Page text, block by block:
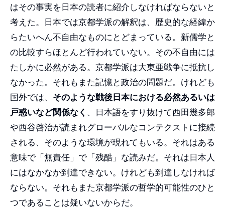
はその事実を日本の読者に紹介しなければならないと
考えた。日本では京都学派の解釈は、歴史的な経緯か
らたいへん不自由なものにとどまっている。新儒学と
の比較すらほとんど行われていない。その不自由には
たしかに必然がある。京都学派は大東亜戦争に抵抗し
なかった。それもまた記憶と政治の問題だ。けれども
国外では、 そのような戦後日本における必然あるいは
戸惑いなど関係なく 、日本語をすり抜けて西田幾多郎
や西谷啓治が読まれグローバルなコンテクストに接続
される、そのような環境が現れてもいる。それはある
意味で「無責任」で「残酷」な読みだ。それは日本人
にはなかなか到達できない。けれども到達しなければ
ならない。それもまた京都学派の哲学的可能性のひと
つであることは疑いないからだ。